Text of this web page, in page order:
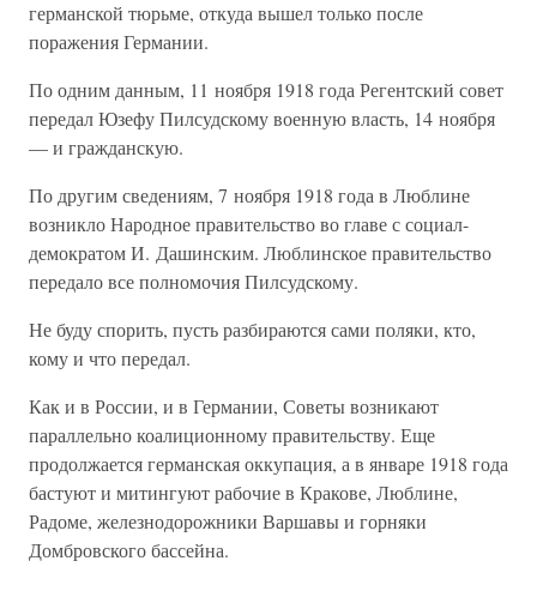
германской тюрьме, откуда вышел только после
поражения Германии.
По одним данным, 11 ноября 1918 года Регентский совет
передал Юзефу Пилсудскому военную власть, 14 ноября
— и гражданскую.
По другим сведениям, 7 ноября 1918 года в Люблине
возникло Народное правительство во главе с социал-
демократом И. Дашинским. Люблинское правительство
передало все полномочия Пилсудскому.
Не буду спорить, пусть разбираются сами поляки, кто,
кому и что передал.
Как и в России, и в Германии, Советы возникают
параллельно коалиционному правительству. Еще
продолжается германская оккупация, а в январе 1918 года
бастуют и митингуют рабочие в Кракове, Люблине,
Радоме, железнодорожники Варшавы и горняки
Домбровского бассейна.